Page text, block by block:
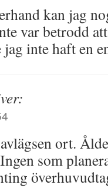
kan jag
var betrodd
jag inte haft en
ort.
som